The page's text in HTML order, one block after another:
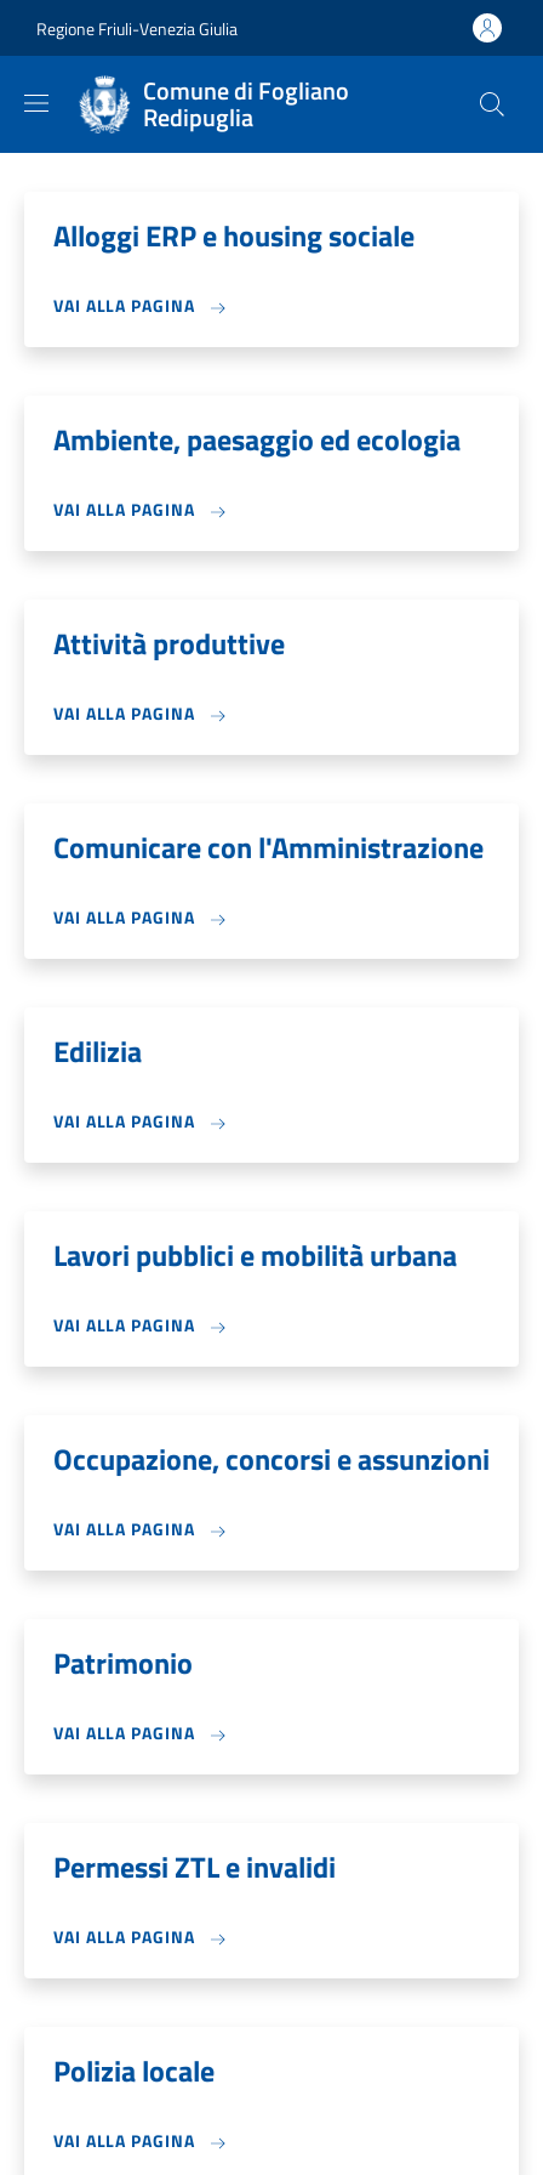
Regione Friuli-Venezia Giulia
Comune di Fogliano
Redipuglia
Alloggi ERP e housing sociale
VAI ALLA PAGINA
Ambiente, paesaggio ed ecologia
VAI ALLA PAGINA
Attività produttive
VAI ALLA PAGINA
Comunicare con l'Amministrazione
VAI ALLA PAGINA
Edilizia
VAI ALLA PAGINA
Lavori pubblici e mobilità urbana
VAI ALLA PAGINA
Occupazione, concorsi e assunzioni
VAI ALLA PAGINA
Patrimonio
VAI ALLA PAGINA
Permessi ZTL e invalidi
VAI ALLA PAGINA
Polizia locale
VAI ALLA PAGINA